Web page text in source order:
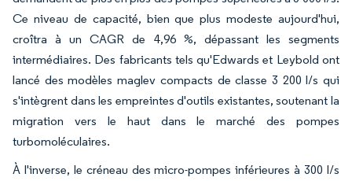
Ce niveau de capacité, bien que plus modeste aujourd'hui,
croîtra à un CAGR de 4,96 %, dépassant les segments
intermédiaires. Des fabricants tels qu'Edwards et Leybold ont
lancé des modèles maglev compacts de classe 3 200 l/s qui
s'intègrent dans les empreintes d'outils existantes, soutenant la
migration vers le haut dans le marché des pompes
turbomoléculaires.
À l'inverse, le créneau des micro-pompes inférieures à 300 l/s